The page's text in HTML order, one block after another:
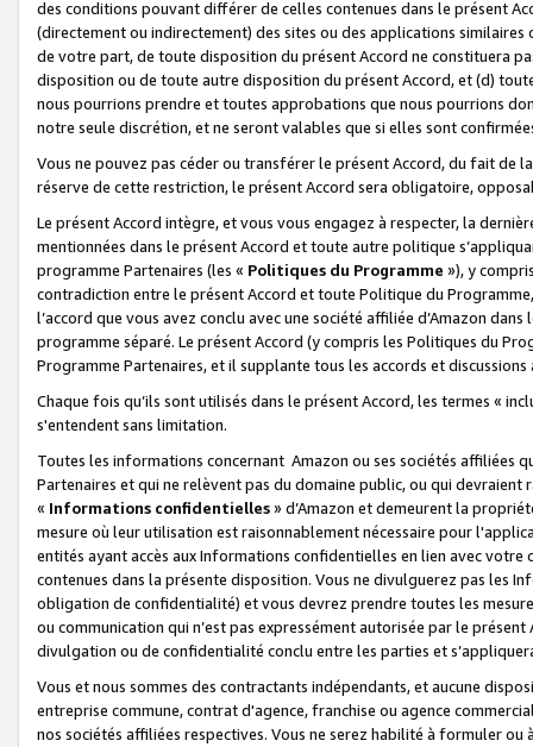
des conditions pouvant différer de celles contenues dans le présent
(directement ou indirectement) des sites ou des applications
de votre part, de toute disposition du présent Accord ne constituera
disposition ou de toute autre disposition du présent Accord, et (d)
nous pourrions prendre et toutes approbations que nous pourrions
notre seule discrétion, et ne seront valables que si elles sont
Vous ne pouvez pas céder ou transférer le présent Accord, du fait de
réserve de cette restriction, le présent Accord sera obligatoire,
Le présent Accord intègre, et vous vous engagez à respecter, la
mentionnées dans le présent Accord et toute autre politique
programme Partenaires (les « Politiques du Programme »), y
contradiction entre le présent Accord et toute Politique du
l’accord que vous avez conclu avec une société affiliée d’Amazon
programme séparé. Le présent Accord (y compris les Politiques du
Programme Partenaires, et il supplante tous les accords et discussions
Chaque fois qu’ils sont utilisés dans le présent Accord, les termes «
s'entendent sans limitation.
Toutes les informations concernant Amazon ou ses sociétés affiliées
Partenaires et qui ne relèvent pas du domaine public, ou qui
« Informations confidentielles» d’Amazon et demeurent la
mesure où leur utilisation est raisonnablement nécessaire pour
entités ayant accès aux Informations confidentielles en lien avec
contenues dans la présente disposition. Vous ne divulguerez pas les
obligation de confidentialité) et vous devrez prendre toutes les
ou communication qui n’est pas expressément autorisée par le
divulgation ou de confidentialité conclu entre les parties et
Vous et nous sommes des contractants indépendants, et aucune
entreprise commune, contrat d'agence, franchise ou agence
nos sociétés affiliées respectives. Vous ne serez habilité à formuler